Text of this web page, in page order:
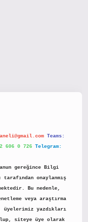
Teams:
606 0 726 Telegram:
gereğince Bilgi
onaylanmış
Bu nedenle,
veya araştırma
üyelerimiz yazdıkları
siteye üye olarak